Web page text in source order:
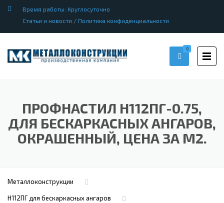
Время работы: Круглосуточно
Статьи и новости / Политика конфиденциальности
0
ПРОФНАСТИЛ H112ПГ-0.75,
ДЛЯ БЕСКАРКАСНЫХ АНГАРОВ,
ОКРАШЕННЫЙ, ЦЕНА ЗА М2.
Металлоконструкции
Н112ПГ для бескаркасных ангаров